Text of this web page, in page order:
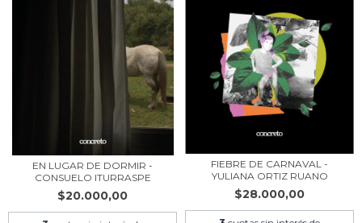
EN LUGAR DE DORMIR -
CONSUELO ITURRASPE
$20.000,00
FIEBRE DE CARNAVAL -
YULIANA ORTIZ RUANO
$28.000,00